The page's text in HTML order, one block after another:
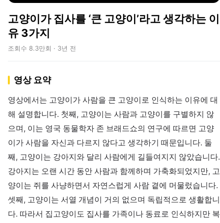
고양이가 집사를 ‘큰 고양이’라고 생각하는 이
유 3가지
조회수 8.3만회 · 3년 전
영상 요약
영상에서는 고양이가 사람을 큰 고양이로 인식하는 이유에 대
해 설명합니다. 첫째, 고양이는 사람과 고양이를 구별하지 않
으며, 이는 영국 동물학자 존 브래드쇼의 연구에 따르면 고양
이가 사람을 자신과 다르지 않다고 생각하기 때문입니다. 둘
째, 고양이는 강아지와 달리 사람에게 길들여지지 않았습니다.
강아지는 오랜 시간 동안 사람과 함께하며 가축화되었지만, 고
양이는 쥐를 사냥하면서 자연스럽게 사람 곁에 머물렀습니다.
셋째, 고양이는 서열 개념이 거의 없으며 독립적으로 생활합니
다. 따라서 집고양이도 집사를 가족이나 동료로 인식하지만 복